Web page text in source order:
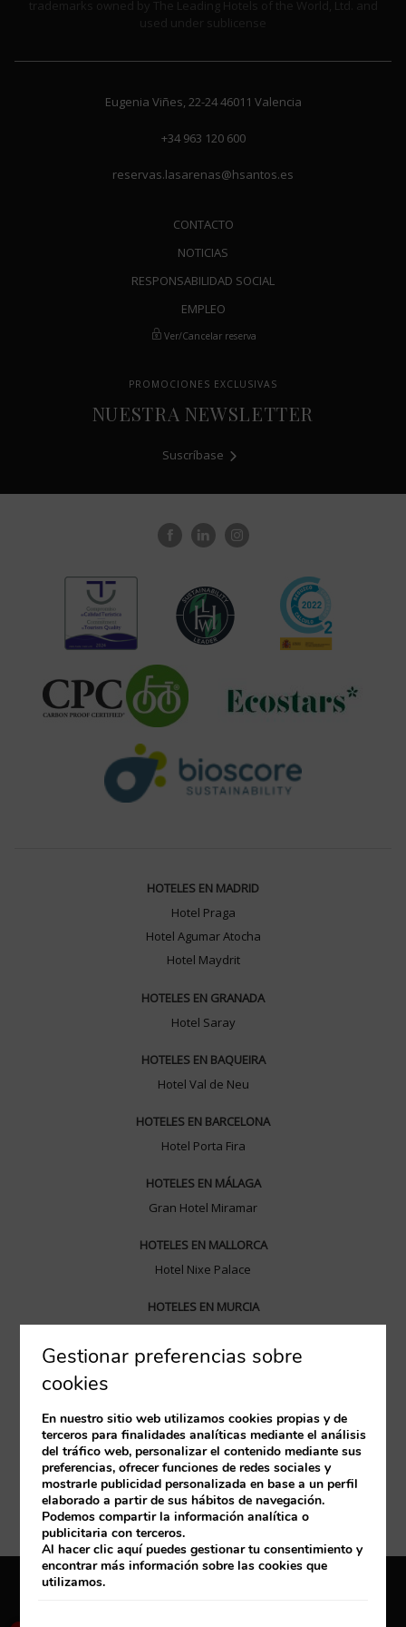
trademarks owned by The Leading Hotels of the World, Ltd. and
used under sublicense
Eugenia Viñes, 22-2446011 Valencia
+34 963 120 600
reservas.lasarenas@hsantos.es
CONTACTO
NOTICIAS
RESPONSABILIDAD SOCIAL
EMPLEO
Ver/Cancelar reserva
PROMOCIONES EXCLUSIVAS
NUESTRA NEWSLETTER
Suscríbase
HOTELES EN MADRID
Hotel Praga
Hotel Agumar Atocha
Hotel Maydrit
HOTELES EN GRANADA
Hotel Saray
HOTELES EN BAQUEIRA
Hotel Val de Neu
HOTELES EN BARCELONA
Hotel Porta Fira
HOTELES EN MÁLAGA
Gran Hotel Miramar
HOTELES EN MALLORCA
Hotel Nixe Palace
HOTELES EN MURCIA
HOTELES EN VALENCIA
HOTELES EN SANTANDER
Hotel Santemar
HOTELES EN ZARAGOZA
Diagonal Plaza
Gestionar preferencias sobre
cookies
En nuestro sitio web utilizamos cookies propias y de
terceros para finalidades analíticas mediante el análisis
del tráfico web, personalizar el contenido mediante sus
preferencias, ofrecer funciones de redes sociales y
mostrarle publicidad personalizada en base a un perfil
elaborado a partir de sus hábitos de navegación.
Podemos compartir la información analítica o
publicitaria con terceros.
Al hacer clicaquípuedes gestionar tu consentimiento y
encontrar más información sobre las cookies que
utilizamos.